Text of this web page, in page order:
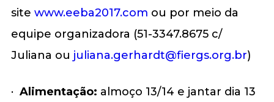
site www.eeba2017.com ou por meio da
equipe organizadora (51-3347.8675 c/
Juliana ou juliana.gerhardt@fiergs.org.br)
· Alimentação: almoço 13/14 e jantar dia 13